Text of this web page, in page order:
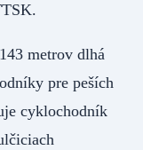
TTSK.
metrov dlhá
pre peších
cyklochodník